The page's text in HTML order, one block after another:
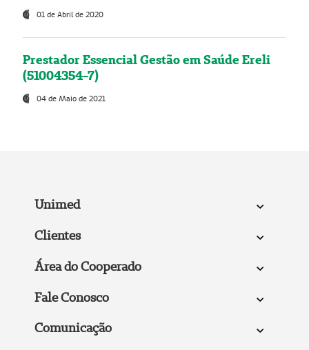
01 de Abril de 2020
Prestador Essencial Gestão em Saúde Ereli
(51004354-7)
04 de Maio de 2021
Unimed
Clientes
Área do Cooperado
Fale Conosco
Comunicação